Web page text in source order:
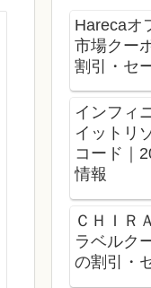
Harecaオ
市場クー
割引・セ
インフィ
イットリ
コード｜
情報
ＣＨＩＲ
ラベルク
の割引・